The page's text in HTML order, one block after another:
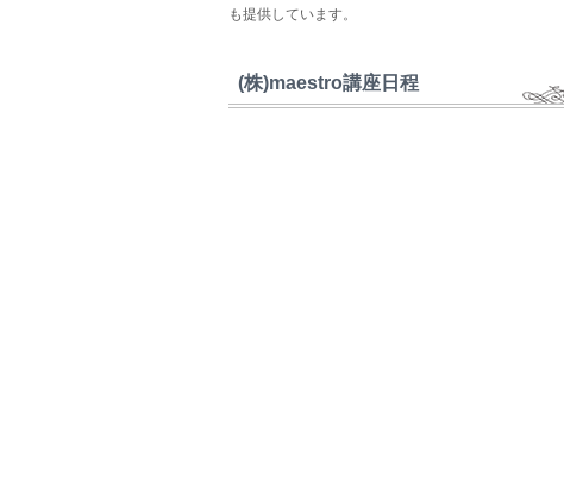
も提供しています。
(株)maestro講座日程